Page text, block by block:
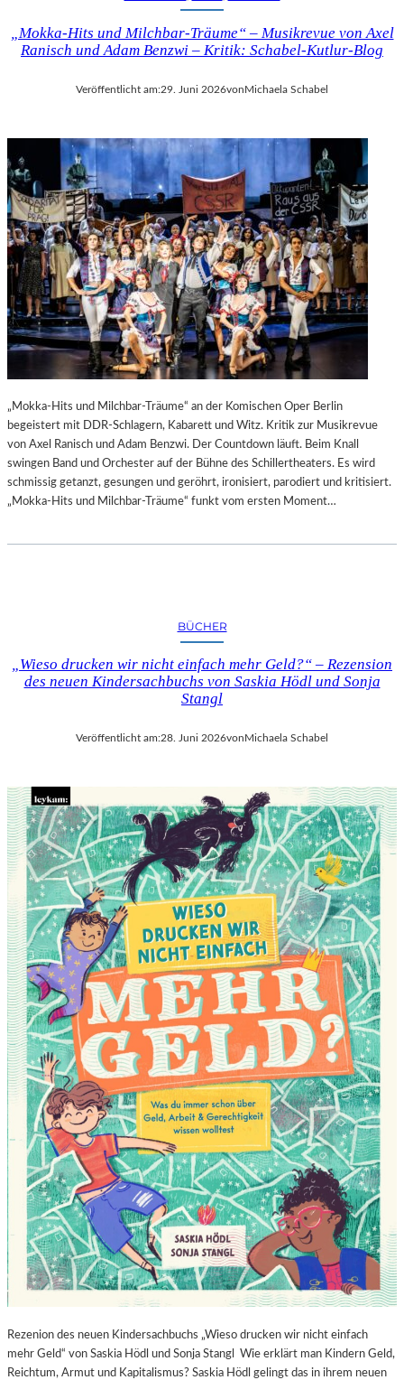
„Mokka-Hits und Milchbar-Träume“ – Musikrevue von Axel
Ranisch und Adam Benzwi – Kritik: Schabel-Kutlur-Blog
Veröffentlicht am:29. Juni 2026vonMichaela Schabel
„Mokka-Hits und Milchbar-Träume“ an der Komischen Oper Berlin
begeistert mit DDR-Schlagern, Kabarett und Witz. Kritik zur Musikrevue
von Axel Ranisch und Adam Benzwi. Der Countdown läuft. Beim Knall
swingen Band und Orchester auf der Bühne des Schillertheaters. Es wird
schmissig getanzt, gesungen und geröhrt, ironisiert, parodiert und kritisiert.
„Mokka-Hits und Milchbar-Träume“ funkt vom ersten Moment…
BÜCHER
„Wieso drucken wir nicht einfach mehr Geld?“ – Rezension
des neuen Kindersachbuchs von Saskia Hödl und Sonja
Stangl
Veröffentlicht am:28. Juni 2026von Michaela Schabel
Rezenion des neuen Kindersachbuchs „Wieso drucken wir nicht einfach
mehr Geld“ von Saskia Hödl und Sonja Stangl Wie erklärt man Kindern Geld,
Reichtum, Armut und Kapitalismus? Saskia Hödl gelingt das in ihrem neuen